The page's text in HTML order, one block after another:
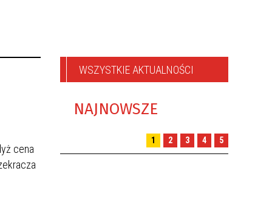
cena
WSZYSTKIE AKTUALNOŚCI
NAJNOWSZE
1 2 3 4 5